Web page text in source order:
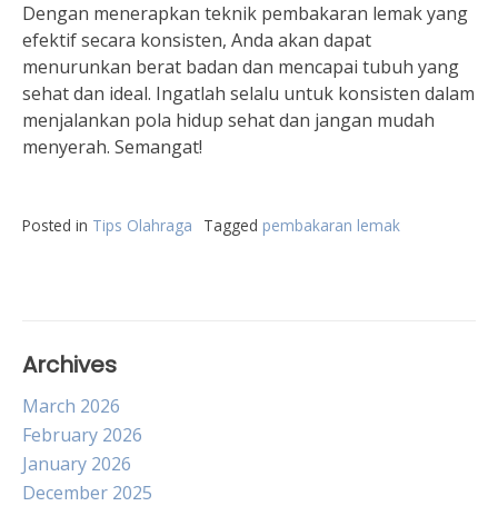
Dengan menerapkan teknik pembakaran lemak yang
efektif secara konsisten, Anda akan dapat
menurunkan berat badan dan mencapai tubuh yang
sehat dan ideal. Ingatlah selalu untuk konsisten dalam
menjalankan pola hidup sehat dan jangan mudah
menyerah. Semangat!
Posted in Tips Olahraga Tagged pembakaran lemak
Archives
March 2026
February 2026
January 2026
December 2025